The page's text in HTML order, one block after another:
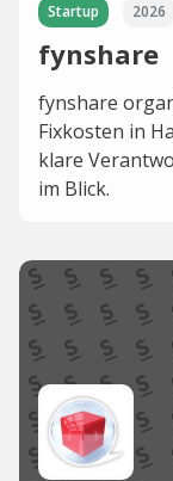
Startup 2026
fynshare
fynshare
Fixkosten in
klare
im Blick.